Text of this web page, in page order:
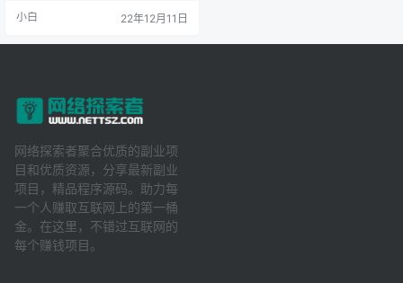
书阅读器来阅读不同的电子书格
器，EPUB阅读器支持EPUB文件格
均基于个人体验，文章内排名…
小白 22年12月11日
网络探索者聚合优质的副业项
目和优质资源，分享最新副业
项目，精品程序源码。助力每
一个人赚取互联网上的第一桶
金。在这里，不错过互联网的
每个赚钱项目。